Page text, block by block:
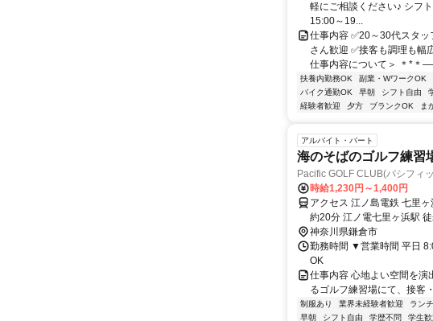
軽にご相談ください♪ シフ
15:00～19...
仕事内容 ✅20～30代スタ
さん歓迎 ✅接客も調理も幅
仕事内容について＞ ＊*
扶養内勤務OK 副業・WワークOK
バイク通勤OK
早朝 シフト自由
経験者歓迎
夕方 ブランクOK ま
アルバイト・パート
海のそばのゴルフ練習
Pacific GOLF CLUB(パシフ
時給1,230円～1,400円
アクセス 江ノ島電鉄 七里
約20分 江ノ電七里ヶ浜駅
神奈川県鎌倉市
勤務時間 ▼営業時間 平日
OK
仕事内容 心地よい空間を演
るゴルフ練習場にて、接客
制服あり 業界未経験者歓迎 ラン
早朝
シフト自由 学歴不問 学生歓